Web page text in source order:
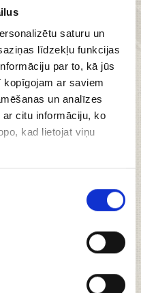
saturu un
līdzekļu funkcijas
par to, kā jūs
ar saviem
un analīzes
citu informāciju, ko
kad lietojat viņu
augļu
MAIZE!
brokastu rītiem vai
tāpat –